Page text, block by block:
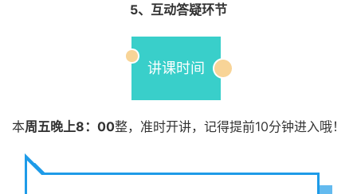
5、互动答疑环节
讲课时间
本周五晚上8：00整，准时开讲，记得提前10分钟进入哦！